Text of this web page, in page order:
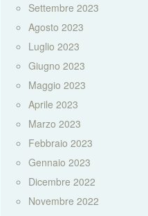
Settembre 2023
Agosto 2023
Luglio 2023
Giugno 2023
Maggio 2023
Aprile 2023
Marzo 2023
Febbraio 2023
Gennaio 2023
Dicembre 2022
Novembre 2022